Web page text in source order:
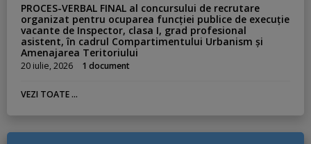
PROCES-VERBAL FINAL al concursului de recrutare
organizat pentru ocuparea funcției publice de execuție
vacante de Inspector, clasa I, grad profesional
asistent, în cadrul Compartimentului Urbanism și
Amenajarea Teritoriului
20 iulie, 2026 1 document
VEZI TOATE ...